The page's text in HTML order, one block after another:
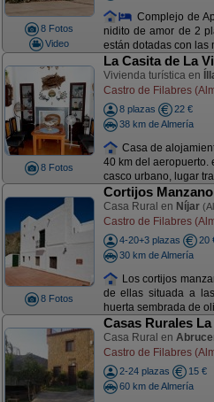
8 Fotos
Video
Complejo de
nidito de amor de 2
están dotadas con las
8 Fotos
La Casita de La
Vivienda turística en
Castro de Filabres
8 plazas
22 €
38 km de Almería
Casa de
40 km del aeropuerto.
casco urbano, lugar
8 Fotos
Cortijos Manzano
Casa Rural en Níjar
Castro de Filabres
4-20+3 plazas
20
30 km de Almería
Los cortijos
de ellas situada a
huerta sembrada de
Casas Rurales
Casa Rural en
Castro de Filabres
2-24 plazas
15 €
60 km de Almería